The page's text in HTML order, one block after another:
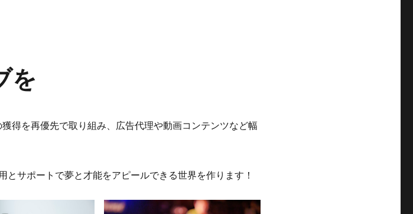
を
得を再優先で取り組み、広告代理や動画コンテンツなど幅
サポートで夢と才能をアピールできる世界を作ります！